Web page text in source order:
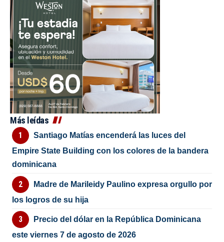
Más leídas
Santiago Matías encenderá las luces del
Empire State Building con los colores de la bandera
dominicana
Madre de Marileidy Paulino expresa orgullo por
los logros de su hija
Precio del dólar en la República Dominicana
este viernes 7 de agosto de 2026